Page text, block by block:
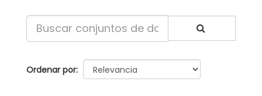
Ordenar por